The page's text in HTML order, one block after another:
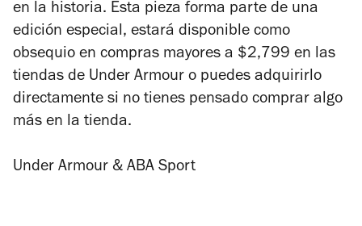
en la historia. Esta pieza forma parte de una
edición especial, estará disponible como
obsequio en compras mayores a $2,799 en las
tiendas de Under Armour o puedes adquirirlo
directamente si no tienes pensado comprar algo
más en la tienda.
Under Armour & ABA Sport